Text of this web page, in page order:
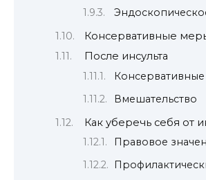
Консервативные
После инсульта
Вмешательство
Как уберечь себя от
Правовое